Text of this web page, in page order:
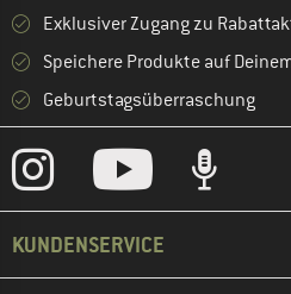
Exklusiver Zugang zu
Speichere Produkte auf
Geburtstagsüberraschung
KUNDENSERVICE